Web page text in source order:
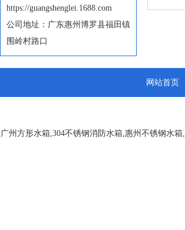
https://guangshenglei.1688.com
公司地址：广东惠州博罗县福田镇
围岭村路口
网站首页
广州方形水箱,304不锈钢消防水箱,惠州不锈钢水箱,